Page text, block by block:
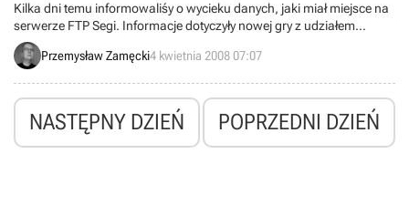
Kilka dni temu informowaliśy o wycieku danych, jaki miał miejsce na
serwerze FTP Segi. Informacje dotyczyły nowej gry z udziałem
Sonica, jednej z najpopularniejszej postaci gier video. Skoro mleko
się rozlało, japońskiej firmie nie pozostało nic innego, jak odkryć
tegorocznym sezonie świątecznym pojawi się Sonic Unleashed.
Przemysław Zamęcki4 kwietnia 2008 07:07
NASTĘPNY DZIEŃ POPRZEDNI DZIEŃ